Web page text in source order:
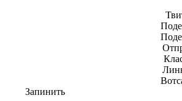
Запинить